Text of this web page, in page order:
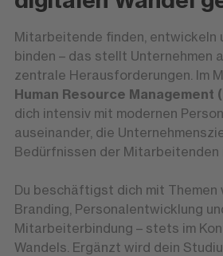
Mitarbeitende finden, entwickeln
binden – das stellt Unternehmen
zentrale Herausforderungen. Im
Human Resource Management
dich intensiv mit modernen
auseinander, die
Bedürfnissen der Mitarbeitenden
Du beschäftigst dich mit Themen
Branding, Personalentwicklung
Mitarbeiterbindung – stets im
Wandels. Ergänzt wird dein